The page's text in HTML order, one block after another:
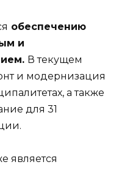
обеспечению
и
В текущем
и модернизация
а также
для 31
является